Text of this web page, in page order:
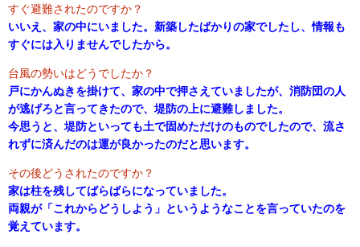
すぐ避難されたのですか？
いいえ、家の中にいました。新築したばかりの家でしたし、情報も
すぐには入りませんでしたから。
台風の勢いはどうでしたか？
戸にかんぬきを掛けて、家の中で押さえていましたが、消防団の人
が逃げろと言ってきたので、堤防の上に避難しました。
今思うと、堤防といっても土で固めただけのものでしたので、流さ
れずに済んだのは運が良かったのだと思います。
その後どうされたのですか？
家は柱を残してばらばらになっていました。
両親が「これからどうしよう」というようなことを言っていたのを
覚えています。